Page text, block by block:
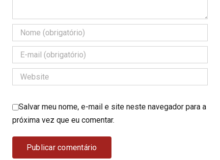
Salvar meu nome, e-mail e site neste navegador para a
próxima vez que eu comentar.